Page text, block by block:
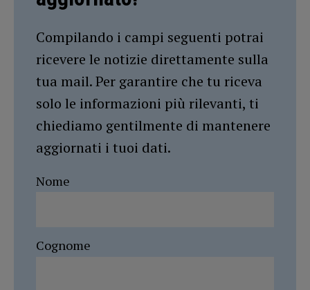
Compilando i campi seguenti potrai
ricevere le notizie direttamente sulla
tua mail. Per garantire che tu riceva
solo le informazioni più rilevanti, ti
chiediamo gentilmente di mantenere
aggiornati i tuoi dati.
Nome
Cognome